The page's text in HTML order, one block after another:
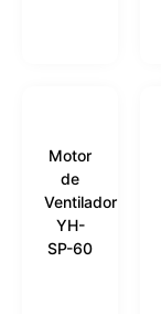
Motor
de
Ventilador
YH-
SP-60